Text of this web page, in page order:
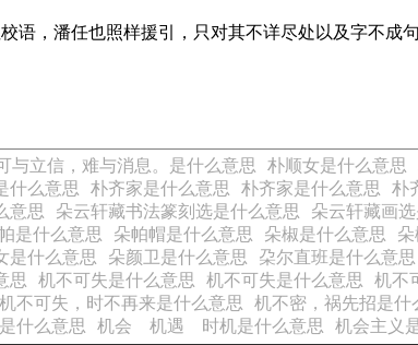
，潘任也照样援引，只对其不详尽处以及字不成句
与立信，难与消息。是什么意思 朴顺女是什么意思
什么意思 朴齐家是什么意思 朴齐家是什么意思 朴
意思 朵云轩藏书法篆刻选是什么意思 朵云轩藏画
是什么意思 朵帕帽是什么意思 朵椒是什么意思
是什么意思 朵颜卫是什么意思 朶尔直班是什么意思
思 机不可失是什么意思 机不可失是什么意思 机不
机不可失，时不再来是什么意思 机不密，祸先招是什
什么意思 机会 机遇 时机是什么意思 机会主义